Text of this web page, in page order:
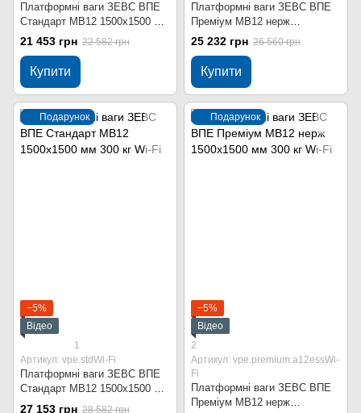
Платформні ваги ЗЕВС ВПЕ
Стандарт МВ12 1500x1500 мм
300 кг
21 453 грн 22 582 грн
Купити
Платформні ваги ЗЕВС ВПЕ
Преміум МВ12 нерж
1500x1500 мм 300 кг
25 232 грн 26 560 грн
Купити
Подарунок
−5%
Відео
1
Артикул: vpe.stdWi-Fi
Платформні ваги ЗЕВС ВПЕ
Стандарт МВ12 1500x1500 мм
300 кг Wi-Fi
27 153 грн 28 582 грн
Подарунок
−5%
Відео
2
Артикул: vpe.premium.a12essWi-
Fi
Платформні ваги ЗЕВС ВПЕ
Преміум МВ12 нерж